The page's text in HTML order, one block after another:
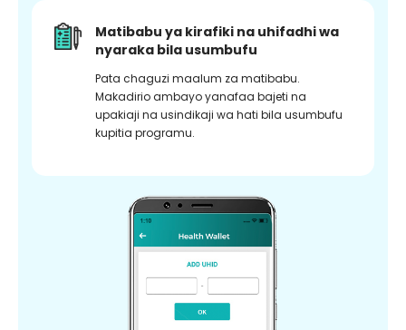
Matibabu ya kirafiki na uhifadhi wa
nyaraka bila usumbufu
Pata chaguzi maalum za matibabu.
Makadirio ambayo yanafaa bajeti na
upakiaji na usindikaji wa hati bila usumbufu
kupitia programu.